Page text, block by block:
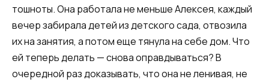
тошноты. Она работала не меньше Алексея, каждый
вечер забирала детей из детского сада, отвозила
их на занятия, а потом еще тянула на себе дом. Что
ей теперь делать — снова оправдываться? В
очередной раз доказывать, что она не ленивая, не